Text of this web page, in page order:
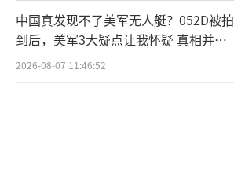
中国真发现不了美军无人艇？052D被拍
到后，美军3大疑点让我怀疑 真相并非
如此
2026-08-07 11:46:52